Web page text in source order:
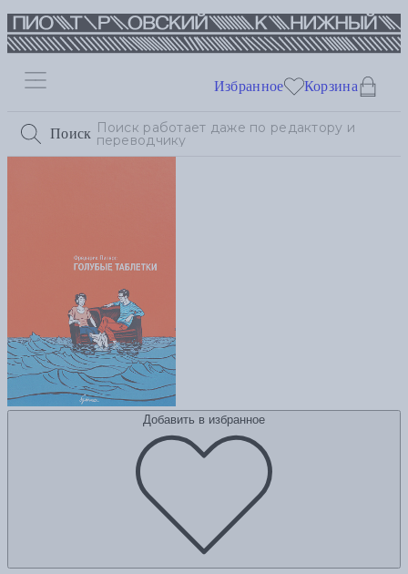
Поиск
Избранное Корзина
Добавить в избранное